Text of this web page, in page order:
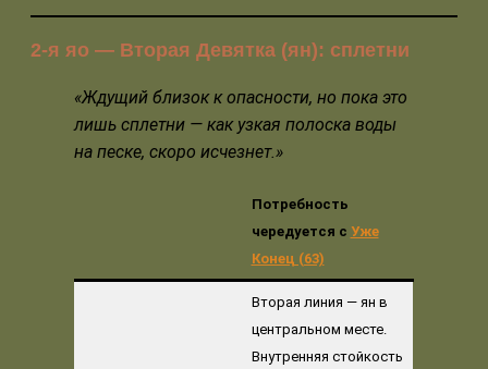
2-я яо — Вторая Девятка (ян): сплетни
«Ждущий близок к опасности, но пока это
лишь сплетни — как узкая полоска воды
на песке, скоро исчезнет.»
Потребность
чередуется с Уже
Конец (63)
Вторая линия — ян в
центральном месте.
Внутренняя стойкость